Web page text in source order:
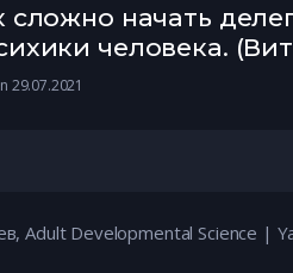
сложно начать
человека.
29.07.2021
Adult Developmental Science |